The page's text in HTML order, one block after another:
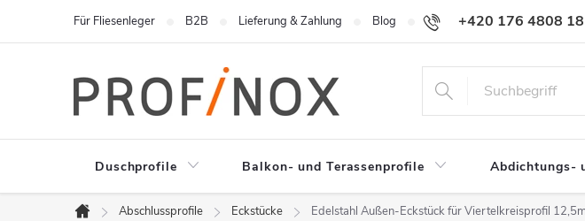
+420 176 4808
Für Fliesenleger B2B Lieferung & Zahlung Blog Für Händler
Duschprofile Balkon- und Terassenprofile Abdichtungs-
Abschlussprofile Eckstücke Edelstahl Außen-Eckstück für Viertelkreisprofil